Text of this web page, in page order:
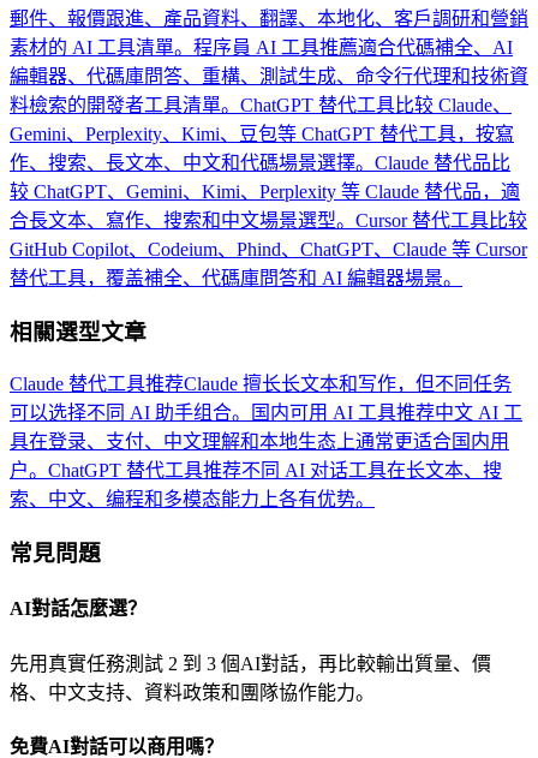
郵件、報價跟進、產品資料、翻譯、本地化、客戶調研和營銷
素材的 AI 工具清單。 程序員 AI 工具推薦適合代碼補全、AI
編輯器、代碼庫問答、重構、測試生成、命令行代理和技術資
料檢索的開發者工具清單。 ChatGPT 替代工具比较 Claude、
Gemini、Perplexity、Kimi、豆包等 ChatGPT 替代工具，按寫
作、搜索、長文本、中文和代碼場景選擇。 Claude 替代品 比
较 ChatGPT、Gemini、Kimi、Perplexity 等 Claude 替代品，適
合長文本、寫作、搜索和中文場景選型。 Cursor 替代工具比较
GitHub Copilot、Codeium、Phind、ChatGPT、Claude 等 Cursor
替代工具，覆盖補全、代碼庫問答和 AI 編輯器場景。
相關選型文章
Claude 替代工具推荐Claude 擅长长文本和写作，但不同任务
可以选择不同 AI 助手组合。
国内可用 AI 工具推荐中文 AI 工
具在登录、支付、中文理解和本地生态上通常更适合国内用
户。 ChatGPT 替代工具推荐不同 AI 对话工具在长文本、搜
索、中文、编程和多模态能力上各有优势。
常見問題
AI對話怎麼選？
先用真實任務測試 2 到 3 個AI對話，再比較輸出質量、價
格、中文支持、資料政策和團隊協作能力。
免費AI對話可以商用嗎？